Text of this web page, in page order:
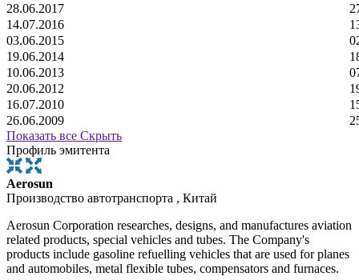
28.06.2017
14.07.2016
03.06.2015
19.06.2014
10.06.2013
20.06.2012
16.07.2010
26.06.2009
Показать все Скрыть
Профиль эмитента
Aerosun
Производство автотранспорта , Китай
Aerosun Corporation researches, designs, and manufactures aviation
related products, special vehicles and tubes. The Company's
products include gasoline refuelling vehicles that are used for planes
and automobiles, metal flexible tubes, compensators and furnaces.